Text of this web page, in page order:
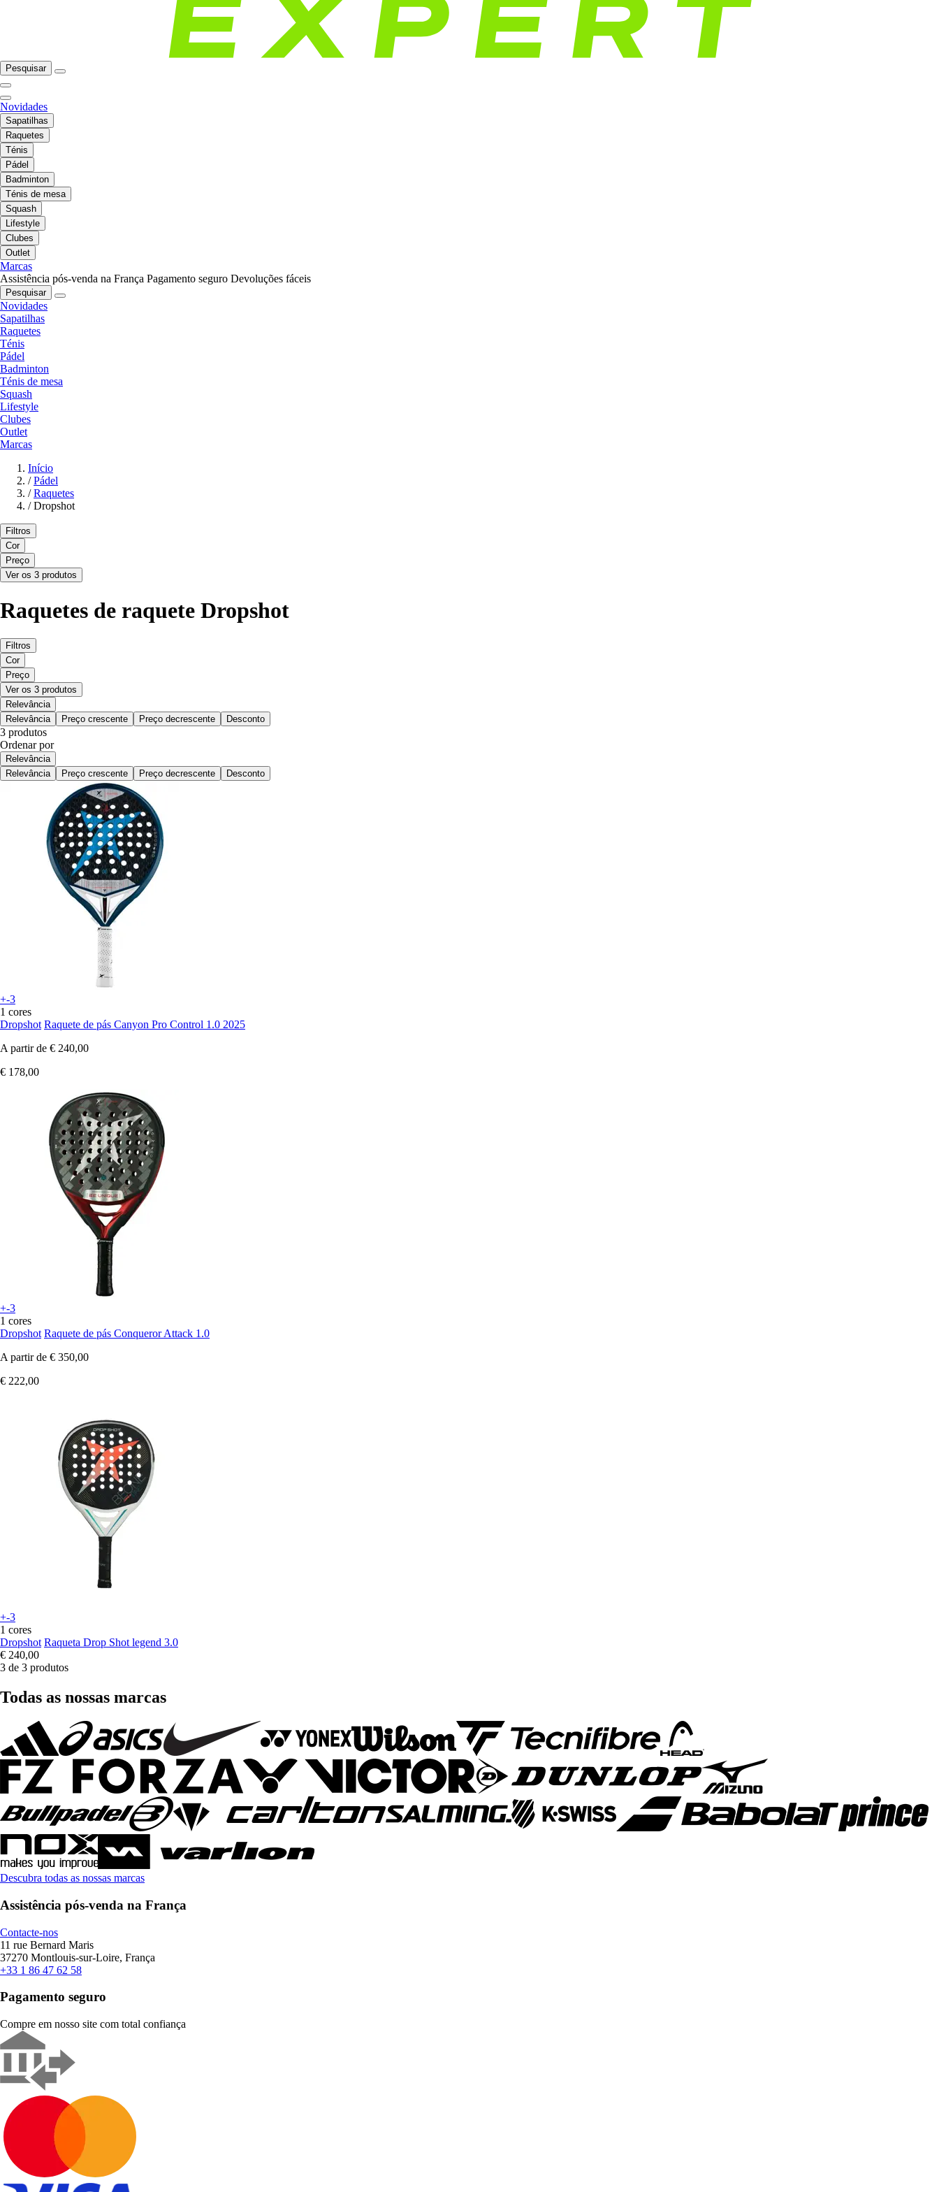
Pesquisar
Novidades
Sapatilhas
Raquetes
Ténis
Pádel
Badminton
Ténis de mesa
Squash
Lifestyle
Clubes
Outlet
Marcas
Assistência pós-venda na França Pagamento seguro Devoluções fáceis
Pesquisar
Novidades
Sapatilhas
Raquetes
Ténis
Pádel
Badminton
Ténis de mesa
Squash
Lifestyle
Clubes
Outlet
Marcas
Início
/ Pádel
/ Raquetes
/ Dropshot
Filtros
Cor
Preço
Ver os 3 produtos
Raquetes de raquete Dropshot
Filtros
Cor
Preço
Ver os 3 produtos
Relevância
Relevância
Preço crescente Preço decrescente Desconto
3 produtos
Ordenar por
Relevância
Relevância
Preço crescente Preço decrescente Desconto
+-3
1 cores
Dropshot Raquete de pás Canyon Pro Control 1.0 2025
A partir de € 240,00
€ 178,00
+-3
1 cores
Dropshot Raquete de pás Conqueror Attack 1.0
A partir de € 350,00
€ 222,00
+-3
1 cores
Dropshot Raqueta Drop Shot legend 3.0
€ 240,00
3 de 3 produtos
Todas as nossas marcas
Descubra todas as nossas marcas
Assistência pós-venda na França
Contacte-nos
11 rue Bernard Maris
37270 Montlouis-sur-Loire, França
+33 1 86 47 62 58
Pagamento seguro
Compre em nosso site com total confiança